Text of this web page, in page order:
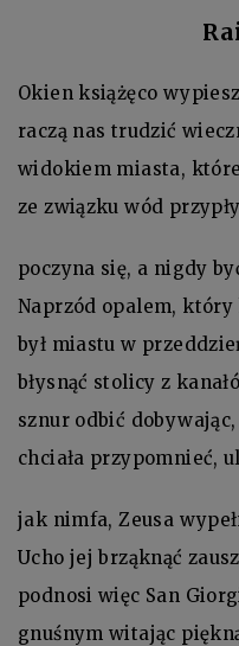
Okien książęco
raczą nas trudzić
widokiem miasta,
ze związku wód
poczyna się, a nigdy
Naprzód opalem, który
był miastu w
błysnąć stolicy z
sznur odbić dobywając,
chciała przypomnieć,
jak nimfa, Zeusa
Ucho jej brząknąć
podnosi więc San
gnuśnym witając